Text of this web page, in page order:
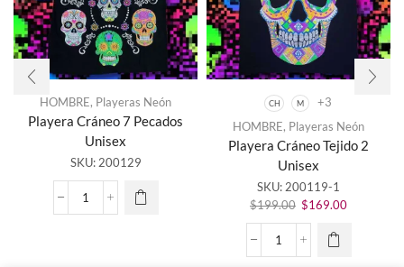
HOMBRE, Playeras Neón
Playera Cráneo 7 Pecados
Unisex
SKU: 200129
Playera
CH M
+3
HOMBRE, Playeras Neón
Playera Cráneo Tejido 2
Unisex
SKU: 200119-1
$199.00 El
precio
original
era:
$169.00El
Playera
Este
producto
tiene
múltiples
variantes.
Las
opciones
se